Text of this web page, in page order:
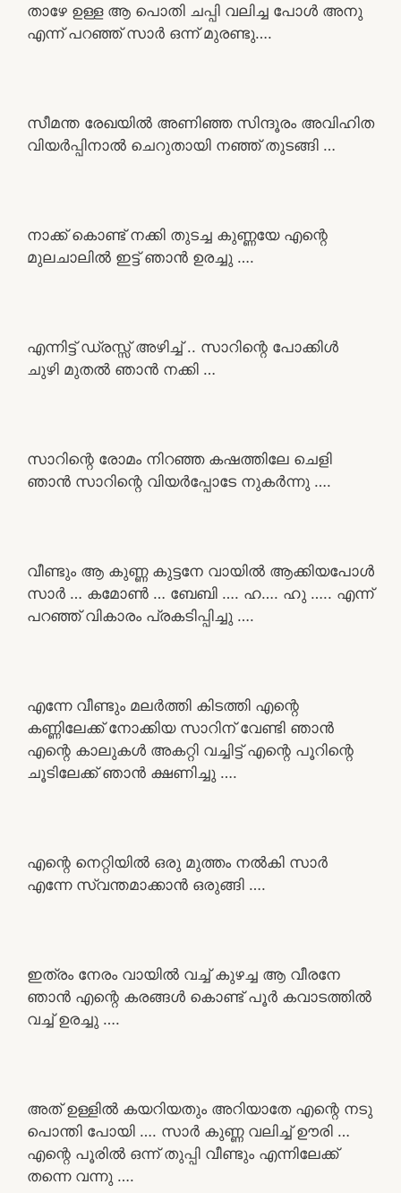
താഴേ ഉള്ള ആ പൊതി ചപ്പി വലിച്ച പോൾ അനു
എന്ന് പറഞ്ഞ് സാർ ഒന്ന് മുരണ്ടു….
സീമന്ത രേഖയിൽ അണിഞ്ഞ സിന്ദൂരം അവിഹിത
വിയർപ്പിനാൽ ചെറുതായി നഞ്ഞ് തുടങ്ങി …
നാക്ക് കൊണ്ട് നക്കി തുടച്ച കുണ്ണയേ എന്റെ
മുലചാലിൽ ഇട്ട് ഞാൻ ഉരച്ചു ….
എന്നിട്ട് ഡ്രസ്സ് അഴിച്ച് .. സാറിന്റെ പോക്കിൾ
ചുഴി മുതൽ ഞാൻ നക്കി …
സാറിന്റെ രോമം നിറഞ്ഞ കഷത്തിലേ ചെളി
ഞാൻ സാറിന്റെ വിയർപ്പോടേ നുകർന്നു ….
വീണ്ടും ആ കുണ്ണ കുട്ടനേ വായിൽ ആക്കിയപോൾ
സാർ … കമോൺ … ബേബി …. ഹ…. ഹു ….. എന്ന്
പറഞ്ഞ് വികാരം പ്രകടിപ്പിച്ചു ….
എന്നേ വീണ്ടും മലർത്തി കിടത്തി എന്റെ
കണ്ണിലേക്ക് നോക്കിയ സാറിന് വേണ്ടി ഞാൻ
എന്റെ കാലുകൾ അകറ്റി വച്ചിട്ട് എന്റെ പൂറിന്റെ
ചൂടിലേക്ക് ഞാൻ ക്ഷണിച്ചു ….
എന്റെ നെറ്റിയിൽ ഒരു മുത്തം നൽകി സാർ
എന്നേ സ്വന്തമാക്കാൻ ഒരുങ്ങി ….
ഇത്രം നേരം വായിൽ വച്ച് കുഴച്ച ആ വീരനേ
ഞാൻ എന്റെ കരങ്ങൾ കൊണ്ട് പൂർ കവാടത്തിൽ
വച്ച് ഉരച്ചു ….
അത് ഉള്ളിൽ കയറിയതും അറിയാതേ എന്റെ നടു
പൊന്തി പോയി …. സാർ കുണ്ണ വലിച്ച് ഊരി …
എന്റെ പൂരിൽ ഒന്ന് തുപ്പി വീണ്ടും എന്നിലേക്ക്
തന്നെ വന്നു ….